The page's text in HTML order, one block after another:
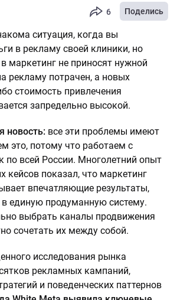
6 Поделись
ситуация, когда вы
в рекламу своей клиники, но
маркетинг не приносят нужной
рекламу потрачен, а новых
стоимость привлечения
запредельно высокой.
новость: все эти проблемы имеют
это, потому что работаем с
по всей России. Многолетний опыт
кейсов показал, что маркетинг
впечатляющие результаты,
единую продуманную систему.
выбрать каналы продвижения
сочетать их между собой.
исследования рынка
рекламных кампаний,
и поведенческих паттернов